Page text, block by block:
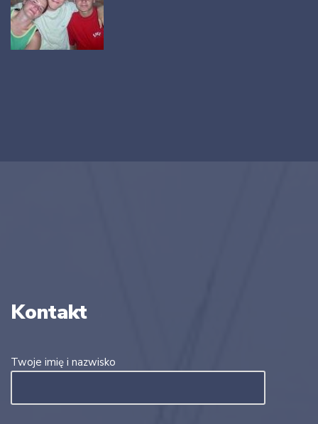
Kontakt
Twoje imię i nazwisko